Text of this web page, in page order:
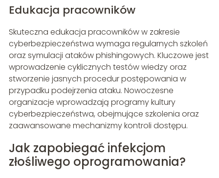
Edukacja pracowników
Skuteczna edukacja pracowników w zakresie
cyberbezpieczeństwa wymaga regularnych szkoleń
oraz symulacji ataków phishingowych. Kluczowe jest
wprowadzenie cyklicznych testów wiedzy oraz
stworzenie jasnych procedur postępowania w
przypadku podejrzenia ataku. Nowoczesne
organizacje wprowadzają programy kultury
cyberbezpieczeństwa, obejmujące szkolenia oraz
zaawansowane mechanizmy kontroli dostępu.
Jak zapobiegać infekcjom
złośliwego oprogramowania?